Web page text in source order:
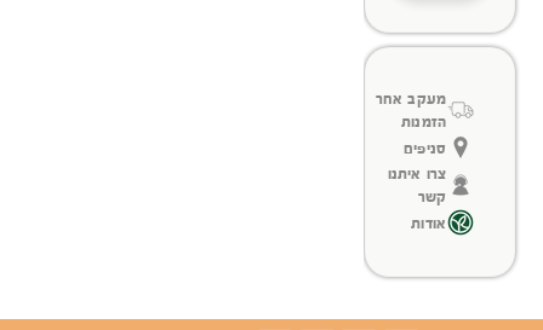
מעקב אחר
הזמנות
סניפים
צרו איתנו
קשר
אודות